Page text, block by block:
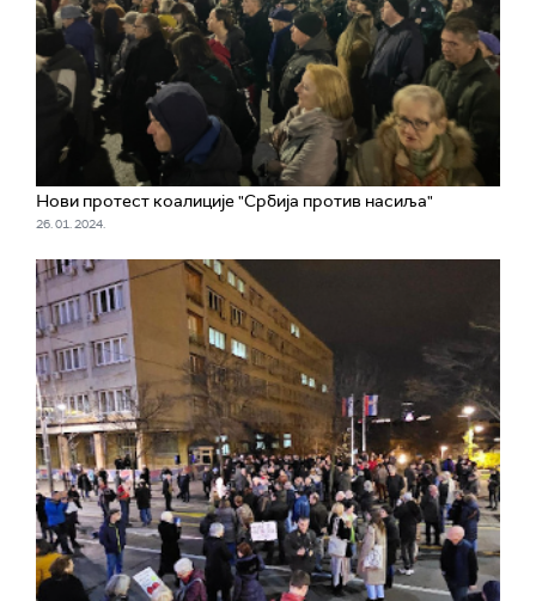
Нови протест коалиције "Србија против насиља"
26. 01. 2024.